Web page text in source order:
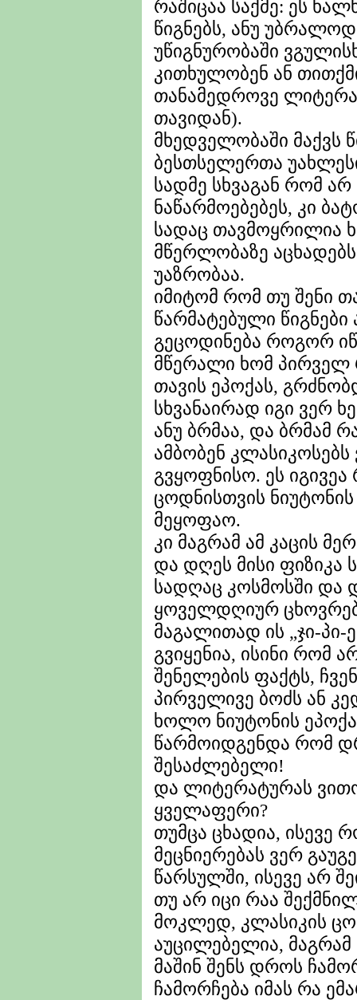
რაშიცაა საქმე: ეს
წიგნებს, ანუ
უწიგნურობაში
კითხულობენ ან
თანამედროვე
თავიდან).
მხედველობაში
ბესთსელერთა
სადმე სხვაგან რომ
ნაწარმოებებეს, კი
სადაც თავმოყრილია
მწერლობაზე
უაზრობაა.
იმიტომ რომ თუ შენი
წარმატებული წიგნები
გეცოდინება როგორ
მწერალი ხომ პირველ
თავის ეპოქას,
სხვანაირად იგი ვერ
ანუ ბრმაა, და ბრმამ
ამბობენ
გვყოფნისო. ეს იგივეა
ცოდნისთვის
მეყოფაო.
კი მაგრამ ამ კაცის
და დღეს მისი ფიზიკა
სადღაც კოსმოსში და
ყოველდღიურ
მაგალითად ის „ჯი-პი-
გვიყენია, ისინი რომ
შენელების ფაქტს,
პირველივე ბოძს ან
ხოლო ნიუტონის
წარმოიდგენდა რომ
შესაძლებელი!
და ლიტერატურას
ყველაფერი?
თუმცა ცხადია,
მეცნიერებას ვერ
წარსულში, ისევე არ
თუ არ იცი რაა
მოკლედ, კლასიკის
აუცილებელია,
მაშინ შენს დროს
ჩამორჩება იმას რა